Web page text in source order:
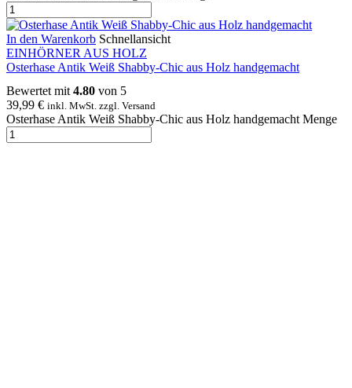
In den Warenkorb Schnellansicht
EINHÖRNER AUS HOLZ
Osterhase Antik Weiß Shabby-Chic aus Holz handgemacht
Bewertet mit 4.80 von 5
39,99 € inkl. MwSt. zzgl. Versand
Osterhase Antik Weiß Shabby-Chic aus Holz handgemacht Menge